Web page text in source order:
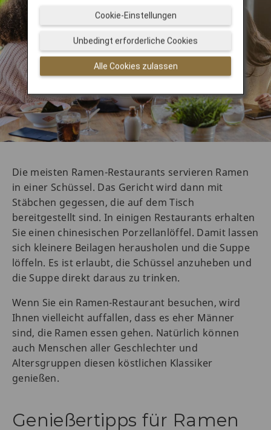
Die meisten Ramen-Restaurants servieren Ramen
in einer Schüssel. Das Gericht wird dann mit
Stäbchen gegessen, die auf dem Tisch
bereitgestellt sind. In einigen Restaurants erhalten
Sie einen chinesischen Porzellanlöffel. Damit lassen
sich kleinere Beilagen herausholen und die Suppe
löffeln. Es ist erlaubt, die Schüssel anzuheben und
die Suppe direkt daraus zu trinken.
Wenn Sie ein Ramen-Restaurant besuchen, wird
Ihnen vielleicht auffallen, dass es eher Männer
sind, die Ramen essen gehen. Natürlich können
auch Menschen aller Geschlechter und
Altersgruppen diesen köstlichen Klassiker
genießen.
Genießertipps für Ramen
Alle Cookies zulassen
Unbedingt erforderliche Cookies
Cookie-Einstellungen